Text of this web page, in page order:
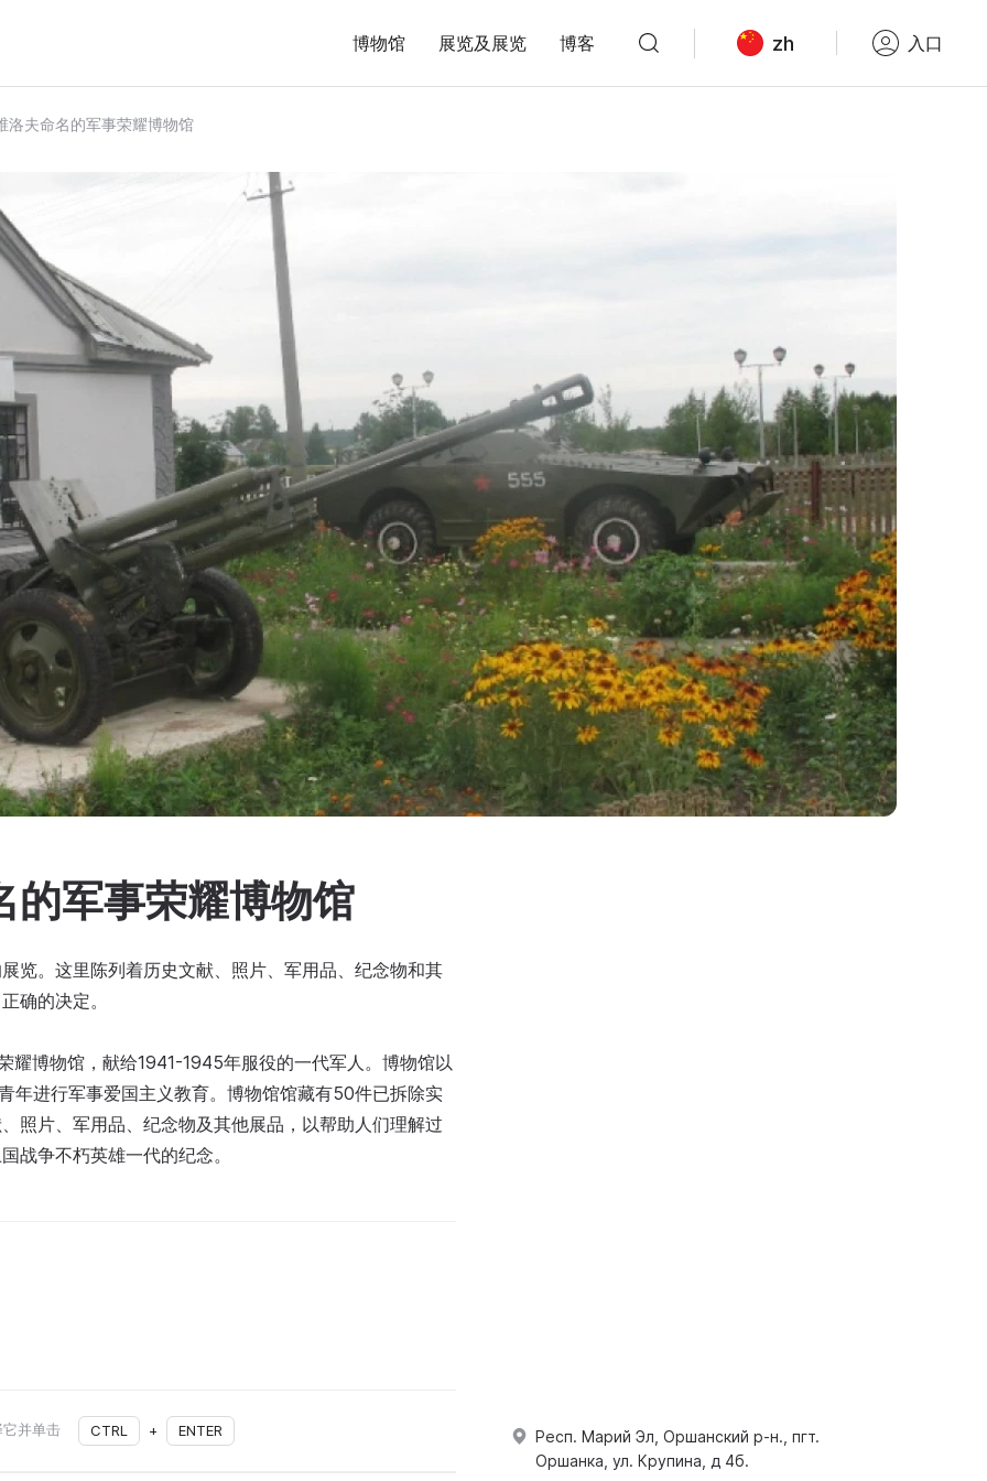
博物馆 展览及展览 博客 zh 入口
洛夫命名的军事荣耀博物馆
的军事荣耀博物馆
览。这里陈列着历史文献、照片、军用品、纪念物和其
确的决定。
博物馆，献给1941-1945年服役的一代军人。博物馆以
年进行军事爱国主义教育。博物馆馆藏有50件已拆除实
照片、军用品、纪念物及其他展品，以帮助人们理解过
战争不朽英雄一代的纪念。
并单击 CTRL + ENTER
Респ. Марий Эл, Оршанский р-н., пгт.
Оршанка, ул. Крупина, д 4б.